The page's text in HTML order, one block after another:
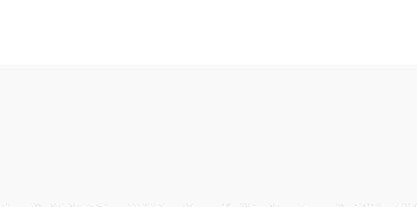
일